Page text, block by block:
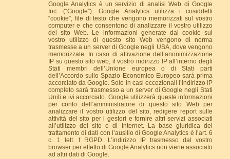
Google Analytics è un servizio di analisi Web di Google
Inc. (“Google”). Google Analytics utilizza i cosiddetti
“cookie”, file di testo che vengono memorizzati sul vostro
computer e che consentono di analizzare il vostro utilizzo
del sito Web. Le informazioni generate dal cookie sul
vostro utilizzo di questo sito Web vengono di norma
trasmesse a un server di Google negli USA, dove vengono
memorizzate. In caso di attivazione dell’anonimizzazione
IP su questo sito web, il vostro indirizzo IP all’interno degli
Stati membri dell’Unione europea o di Stati parti
dell’Accordo sullo Spazio Economico Europeo sarà prima
accorciato da Google. Solo in casi eccezionali l’indirizzo IP
completo sarà trasmesso a un server di Google negli Stati
Uniti e ivi accorciato. Google utilizzerà queste informazioni
per conto dell’amministratore di questo sito Web per
analizzare il vostro utilizzo del sito, redigere report sulle
attività del sito per i gestori e fornire altri servizi associati
all’utilizzo del sito e di Internet. La base giuridica del
trattamento di dati con l’ausilio di Google Analytics è l’art. 6
c. 1 lett. f RGPD. L’indirizzo IP trasmesso dal vostro
browser per effetto di Google Analytics non viene associato
ad altri dati di Google.